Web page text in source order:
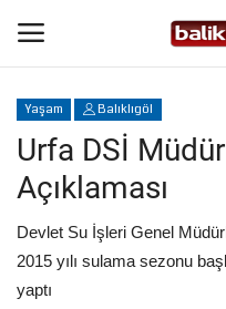
Giriş Yap
Anasayfa
Köşe Yazıları
Yaşam Balıklıgöl
Urfa DSİ
Açıklaması
Devlet Su İşleri Genel
2015 yılı sulama sezonu
yaptı